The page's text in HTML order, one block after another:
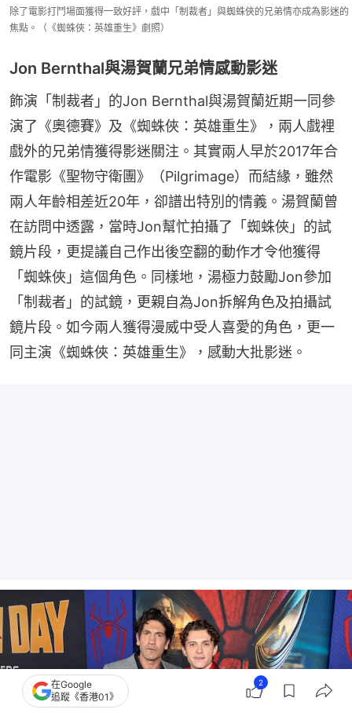
除了電影打鬥場面獲得一致好評，戲中「制裁者」與蜘蛛俠的兄弟情亦成為影迷的
焦點。（《蜘蛛俠：英雄重生》劇照）
Jon Bernthal與湯賀蘭兄弟情感動影迷
飾演「制裁者」的Jon Bernthal與湯賀蘭近期一同參
演了《奧德賽》及《蜘蛛俠：英雄重生》，兩人戲裡
戲外的兄弟情獲得影迷關注。其實兩人早於2017年合
作電影《聖物守衛團》（Pilgrimage）而結緣，雖然
兩人年齡相差近20年，卻譜出特別的情義。湯賀蘭曾
在訪問中透露，當時Jon幫忙拍攝了「蜘蛛俠」的試
鏡片段，更提議自己作出後空翻的動作才令他獲得
「蜘蛛俠」這個角色。同樣地，湯極力鼓勵Jon參加
「制裁者」的試鏡，更親自為Jon拆解角色及拍攝試
鏡片段。如今兩人獲得漫威中受人喜愛的角色，更一
同主演《蜘蛛俠：英雄重生》，感動大批影迷。
在Google
追蹤《香港01》
2